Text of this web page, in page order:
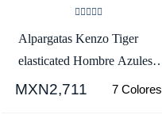
Alpargatas Kenzo Tiger
elasticated Hombre Azules -
SKU.0908847
MXN2,711 7 Colores